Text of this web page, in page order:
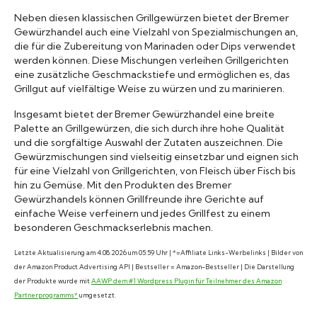
Neben diesen klassischen Grillgewürzen bietet der Bremer
Gewürzhandel auch eine Vielzahl von Spezialmischungen an,
die für die Zubereitung von Marinaden oder Dips verwendet
werden können. Diese Mischungen verleihen Grillgerichten
eine zusätzliche Geschmackstiefe und ermöglichen es, das
Grillgut auf vielfältige Weise zu würzen und zu marinieren.
Insgesamt bietet der Bremer Gewürzhandel eine breite
Palette an Grillgewürzen, die sich durch ihre hohe Qualität
und die sorgfältige Auswahl der Zutaten auszeichnen. Die
Gewürzmischungen sind vielseitig einsetzbar und eignen sich
für eine Vielzahl von Grillgerichten, von Fleisch über Fisch bis
hin zu Gemüse. Mit den Produkten des Bremer
Gewürzhandels können Grillfreunde ihre Gerichte auf
einfache Weise verfeinern und jedes Grillfest zu einem
besonderen Geschmackserlebnis machen.
Letzte Aktualisierung am 4.08.2026 um 05:59 Uhr | *=Affiliate Links-Werbelinks | Bilder von
der Amazon Product Advertising API | Bestseller = Amazon-Bestseller | Die Darstellung
der Produkte wurde mitAAWP dem #1 Wordpress Plugin für Teilnehmer des Amazon
Partnerprogramms*umgesetzt.